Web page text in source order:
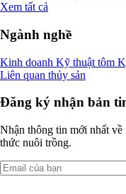
Xem tất cả
Ngành nghề
Kinh doanh Kỹ thuật tôm
Liên quan thủy sản
Đăng ký nhận bản
Nhận thông tin mới nhất
thức nuôi trồng.